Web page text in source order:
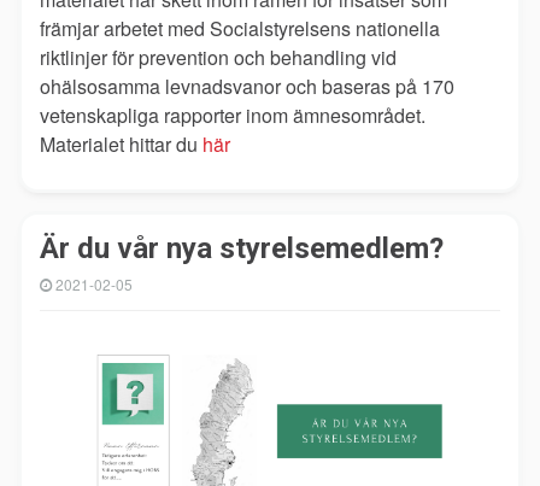
främjar arbetet med Socialstyrelsens nationella
riktlinjer för prevention och behandling vid
ohälsosamma levnadsvanor och baseras på 170
vetenskapliga rapporter inom ämnesområdet.
Materialet hittar du här
Är du vår nya styrelsemedlem?
2021-02-05